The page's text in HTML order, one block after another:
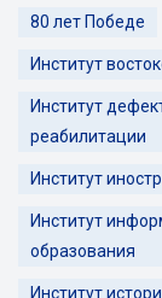
80 лет Победе
Институт
Институт
реабилитации
Институт
Институт
образования
Институт